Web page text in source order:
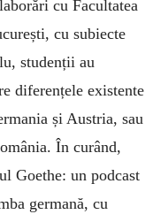
cu Facultatea
cu subiecte
studenții au
diferențele existente
și Austria, sau
În curând,
Goethe: un podcast
germană, cu